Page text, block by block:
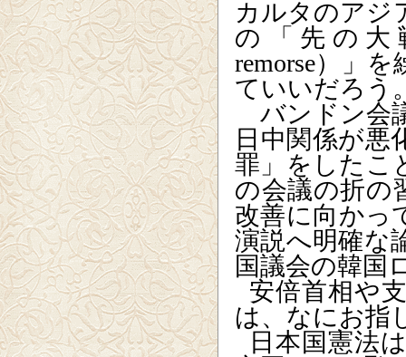
カルタのアジ
の「先の
remorse）」を
ていいだろう
バンドン会
日中関係が悪
罪」をしたこ
の会議の折の
改善に向かっ
演説へ明確な
国議会の韓
安倍首相や
は、なにお指
日本国憲法